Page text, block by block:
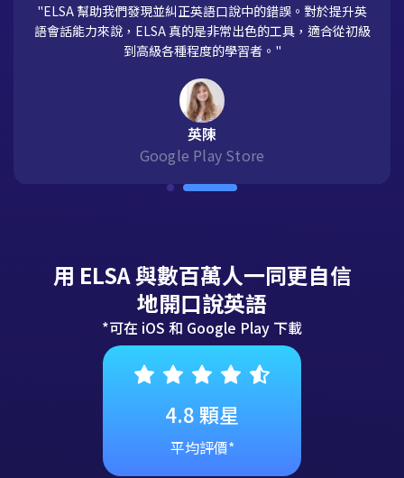
"ELSA 幫助我們發現並糾正英語口說中的錯誤。對於提升英
語會話能力來說，ELSA 真的是非常出色的工具，適合從初級
到高級各種程度的學習者。"
英陳
Google Play Store
用 ELSA 與數百萬人一同更自信
地開口說英語
*可在 iOS 和 Google Play 下載
4.8 顆星
平均評價*